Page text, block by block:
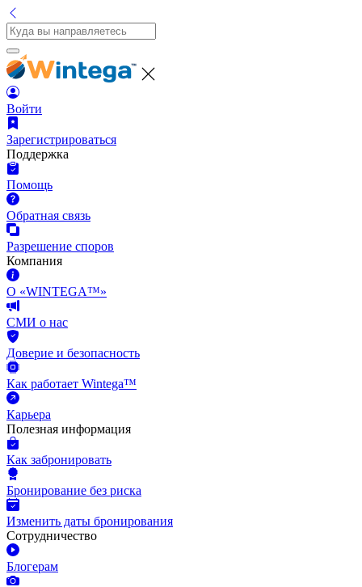
Войти
Зарегистрироваться
Поддержка
Помощь
Обратная связь
Разрешение споров
Компания
О «WINTEGA™»
СМИ о нас
Доверие и безопасность
Как работает Wintega™
Карьера
Полезная информация
Как забронировать
Бронирование без риска
Изменить даты бронирования
Сотрудничество
Блогерам